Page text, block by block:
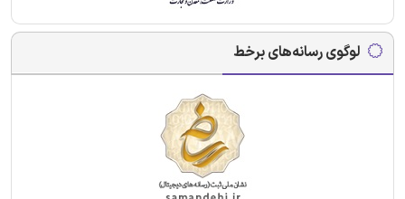
لوگوی رسانه‌های برخط